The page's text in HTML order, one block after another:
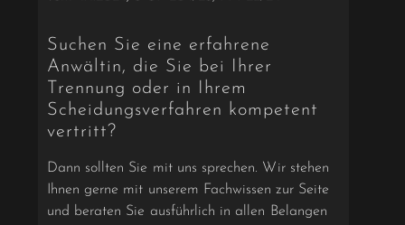
Suchen Sie eine erfahrene
Anwältin, die Sie bei Ihrer
Trennung oder in Ihrem
Scheidungsverfahren kompetent
vertritt?
Dann sollten Sie mit uns sprechen. Wir stehen
Ihnen gerne mit unserem Fachwissen zur Seite
und beraten Sie ausführlich in allen Belangen